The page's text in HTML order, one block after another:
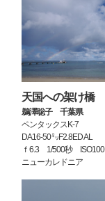
天国への架け橋
鵜澤聡子 千葉県
ペンタックスK-7
DA16-50㍉F2.8ED AL
ｆ6.3 1/500秒 ISO100
ニューカレドニア